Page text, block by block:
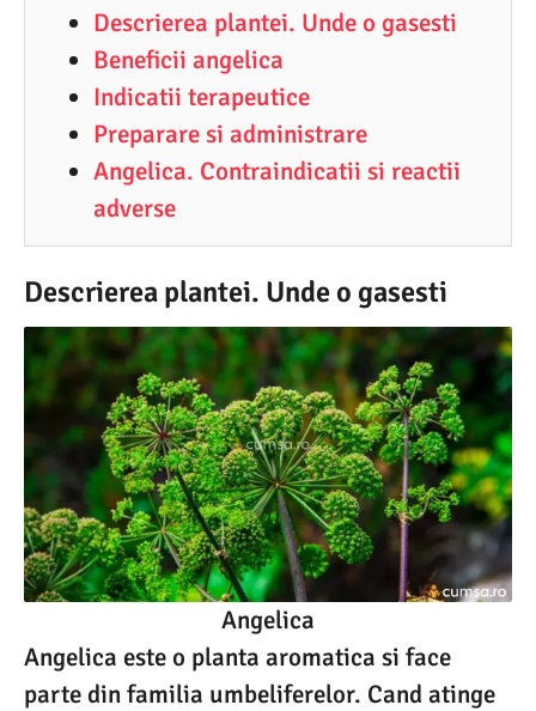
Descrierea plantei. Unde o gasesti
Beneficii angelica
Indicatii terapeutice
Preparare si administrare
Angelica. Contraindicatii si reactii
adverse
Descrierea plantei. Unde o gasesti
Angelica
Angelica este o planta aromatica si face
parte din familia umbeliferelor. Cand atinge